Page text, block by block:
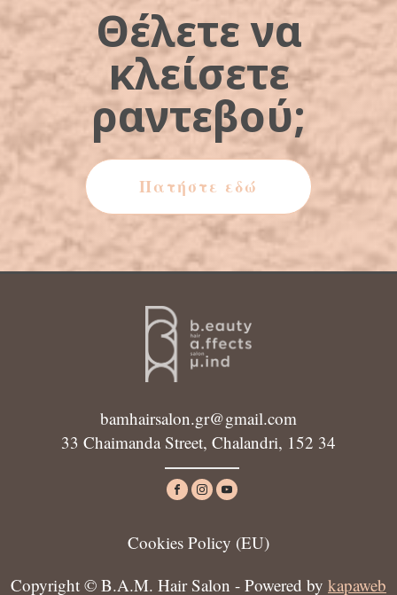
Θέλετε να
κλείσετε
ραντεβού;
Πατήστε εδώ
bamhairsalon.gr@gmail.com
33 Chaimanda Street, Chalandri, 152 34
Cookies Policy (ΕU)
Copyright © B.A.M. Hair Salon - Powered by kapaweb